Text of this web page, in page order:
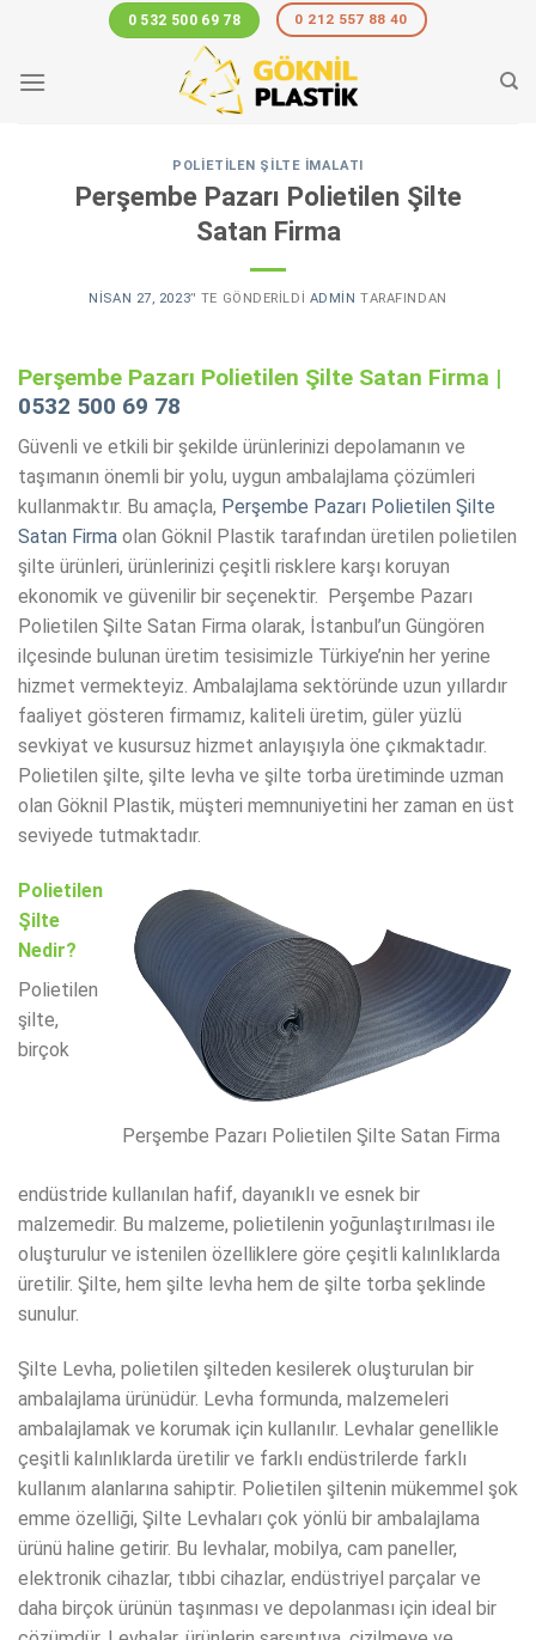
content
0 532 500 69 78 0 212 557 88 40
POLIETILEN ŞILTE İMALATI
Perşembe Pazarı Polietilen Şilte
Satan Firma
NISAN 27, 2023’' TE GÖNDERILDI ADMIN TARAFINDAN
Perşembe Pazarı Polietilen Şilte Satan Firma |
0532 500 69 78
Güvenli ve etkili bir şekilde ürünlerinizi depolamanın ve
taşımanın önemli bir yolu, uygun ambalajlama çözümleri
kullanmaktır. Bu amaçla, Perşembe Pazarı Polietilen Şilte
Satan Firma olan Göknil Plastik tarafından üretilen polietilen
şilte ürünleri, ürünlerinizi çeşitli risklere karşı koruyan
ekonomik ve güvenilir bir seçenektir. Perşembe Pazarı
Polietilen Şilte Satan Firma olarak, İstanbul’un Güngören
ilçesinde bulunan üretim tesisimizle Türkiye’nin her yerine
hizmet vermekteyiz. Ambalajlama sektöründe uzun yıllardır
faaliyet gösteren firmamız, kaliteli üretim, güler yüzlü
sevkiyat ve kusursuz hizmet anlayışıyla öne çıkmaktadır.
Polietilen şilte, şilte levha ve şilte torba üretiminde uzman
olan Göknil Plastik, müşteri memnuniyetini her zaman en üst
seviyede tutmaktadır.
Perşembe Pazarı Polietilen Şilte Satan Firma
Polietilen
Şilte
Nedir?
Polietilen
şilte,
birçok
endüstride kullanılan hafif, dayanıklı ve esnek bir
malzemedir. Bu malzeme, polietilenin yoğunlaştırılması ile
oluşturulur ve istenilen özelliklere göre çeşitli kalınlıklarda
üretilir. Şilte, hem şilte levha hem de şilte torba şeklinde
sunulur.
Şilte Levha, polietilen şilteden kesilerek oluşturulan bir
ambalajlama ürünüdür. Levha formunda, malzemeleri
ambalajlamak ve korumak için kullanılır. Levhalar genellikle
çeşitli kalınlıklarda üretilir ve farklı endüstrilerde farklı
kullanım alanlarına sahiptir. Polietilen şiltenin mükemmel şok
emme özelliği, Şilte Levhaları çok yönlü bir ambalajlama
ürünü haline getirir. Bu levhalar, mobilya, cam paneller,
elektronik cihazlar, tıbbi cihazlar, endüstriyel parçalar ve
daha birçok ürünün taşınması ve depolanması için ideal bir